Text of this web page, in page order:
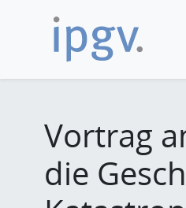
Vortrag
die